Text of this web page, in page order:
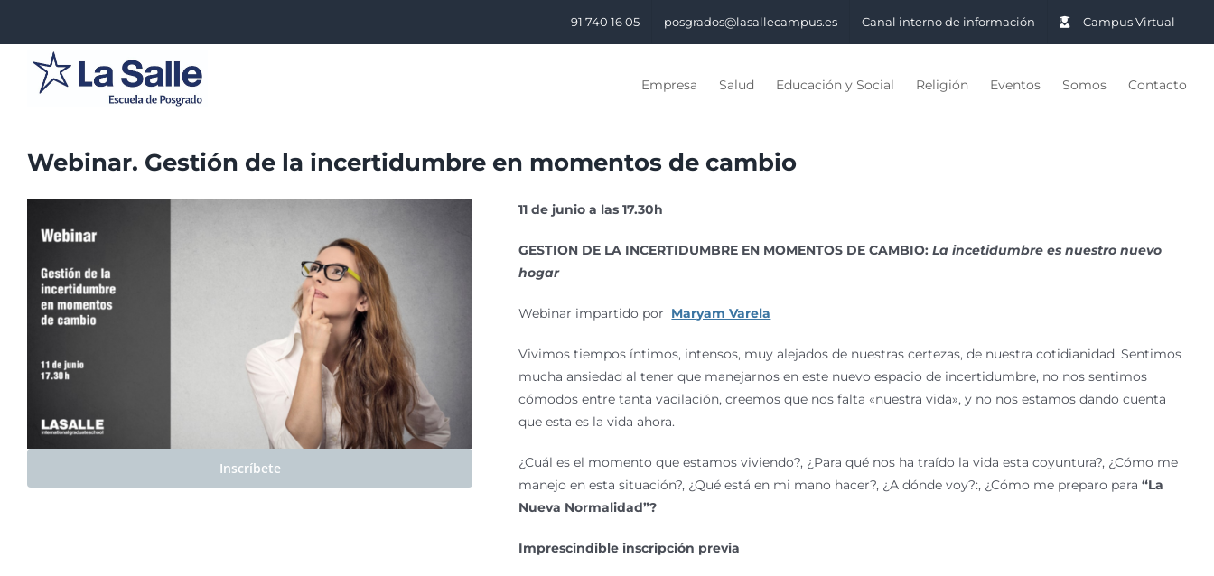
contenido
91 740 16 05 posgrados@lasallecampus.es Canal interno de información Campus Virtual
Empresa Salud Educación y Social Religión Eventos Somos Contacto
Webinar. Gestión de la incertidumbre en momentos de cambio
Inscríbete
11 de junio a las 17.30h
GESTION DE LA INCERTIDUMBRE EN MOMENTOS DE CAMBIO: La incetidumbre es nuestro nuevo
hogar
Webinar impartido por Maryam Varela
Vivimos tiempos íntimos, intensos, muy alejados de nuestras certezas, de nuestra cotidianidad. Sentimos
mucha ansiedad al tener que manejarnos en este nuevo espacio de incertidumbre, no nos sentimos
cómodos entre tanta vacilación, creemos que nos falta «nuestra vida», y no nos estamos dando cuenta
que esta es la vida ahora.
¿Cuál es el momento que estamos viviendo?, ¿Para qué nos ha traído la vida esta coyuntura?, ¿Cómo me
manejo en esta situación?, ¿Qué está en mi mano hacer?, ¿A dónde voy?:, ¿Cómo me preparo para“La
Nueva Normalidad”?
Imprescindible inscripción previa